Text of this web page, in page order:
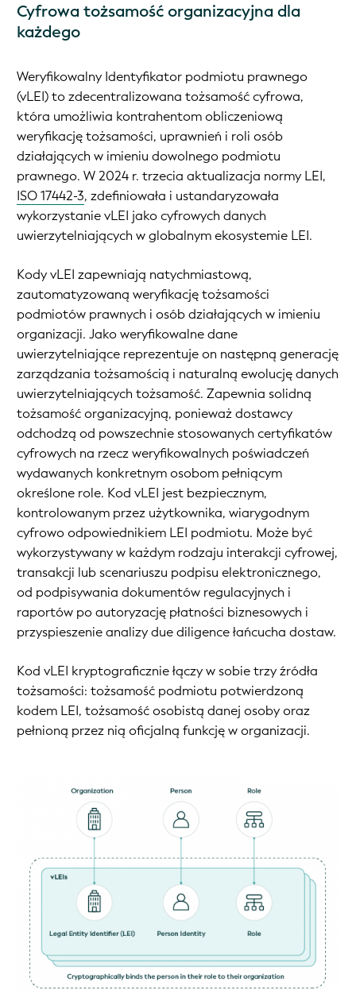
Cyfrowa tożsamość organizacyjna dla
każdego
Weryfikowalny Identyfikator podmiotu prawnego
(vLEI) to zdecentralizowana tożsamość cyfrowa,
która umożliwia kontrahentom obliczeniową
weryfikację tożsamości, uprawnień i roli osób
działających w imieniu dowolnego podmiotu
prawnego. W 2024 r. trzecia aktualizacja normy LEI,
ISO 17442-3, zdefiniowała i ustandaryzowała
wykorzystanie vLEI jako cyfrowych danych
uwierzytelniających w globalnym ekosystemie LEI.
Kody vLEI zapewniają natychmiastową,
zautomatyzowaną weryfikację tożsamości
podmiotów prawnych i osób działających w imieniu
organizacji. Jako weryfikowalne dane
uwierzytelniające reprezentuje on następną generację
zarządzania tożsamością i naturalną ewolucję danych
uwierzytelniających tożsamość. Zapewnia solidną
tożsamość organizacyjną, ponieważ dostawcy
odchodzą od powszechnie stosowanych certyfikatów
cyfrowych na rzecz weryfikowalnych poświadczeń
wydawanych konkretnym osobom pełniącym
określone role. Kod vLEI jest bezpiecznym,
kontrolowanym przez użytkownika, wiarygodnym
cyfrowo odpowiednikiem LEI podmiotu. Może być
wykorzystywany w każdym rodzaju interakcji cyfrowej,
transakcji lub scenariuszu podpisu elektronicznego,
od podpisywania dokumentów regulacyjnych i
raportów po autoryzację płatności biznesowych i
przyspieszenie analizy due diligence łańcucha dostaw.
Kod vLEI kryptograficznie łączy w sobie trzy źródła
tożsamości: tożsamość podmiotu potwierdzoną
kodem LEI, tożsamość osobistą danej osoby oraz
pełnioną przez nią oficjalną funkcję w organizacji.